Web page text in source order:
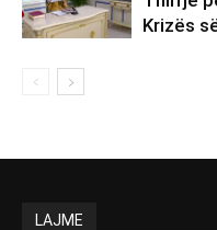
Krizës
LAJME